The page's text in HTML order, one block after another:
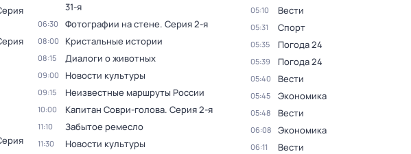
31-я
06:30 Фотографии на стене. Серия 2-я
08:00 Кристальные истории
08:15 Диалоги о животных
09:00 Новости культуры
09:15 Неизвестные маршруты России
10:00 Капитан Соври-голова. Серия 2-я
11:10 Забытое ремесло
11:30 Новости культуры
05:10 Вести
05:31 Спорт
05:35 Погода 24
05:39 Погода 24
05:40 Вести
05:45 Экономика
05:48 Вести
06:08 Экономика
06:11 Вести